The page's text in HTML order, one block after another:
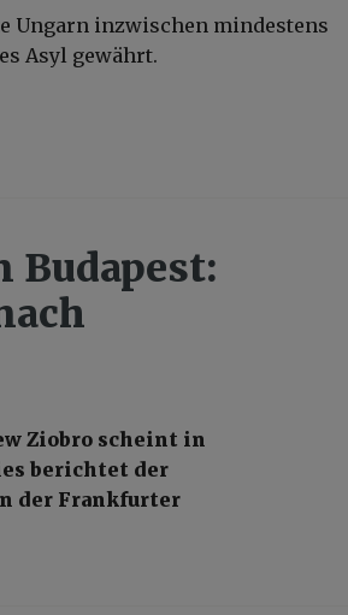
Ungarn inzwischen mindestens
Asyl gewährt.
Budapest:
Ziobro scheint in
berichtet der
der Frankfurter